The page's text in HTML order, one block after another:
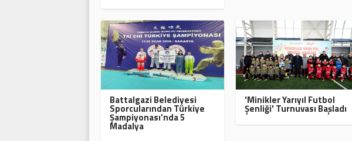
Battalgazi Belediyesi
Sporcularından Türkiye
Şampiyonası’nda 5
Madalya
'Minikler Yarıyıl Futbol
Şenliği' Turnuvası Başladı